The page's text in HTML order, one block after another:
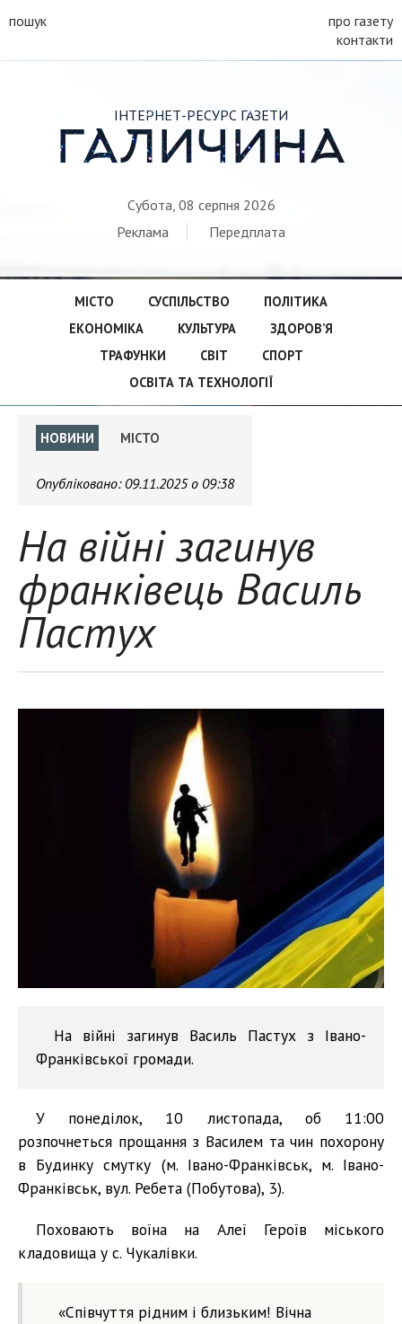
пошук
про газету
контакти
ІНТЕРНЕТ-РЕСУРС ГАЗЕТИ
ГАЛИЧИНА
Субота, 08 серпня 2026
Реклама
Передплата
МІСТО СУСПІЛЬСТВО
ПОЛІТИКА
ЕКОНОМІКА
КУЛЬТУРА
ЗДОРОВ’Я
ТРАФУНКИ
СВІТ
СПОРТ
ОСВІТА ТА ТЕХНОЛОГІЇ
НОВИНИ МІСТО
Опубліковано: 09.11.2025 о 09:38
На війні загинув
франківець Василь
Пастух
На війні загинув Василь Пастух з Івано-
Франківської громади.
У понеділок, 10 листопада, об 11:00
розпочнеться прощання з Василем та чин похорону
в Будинку смутку (м. Івано-Франківськ, м. Івано-
Франківськ, вул. Ребета (Побутова), 3).
Поховають воїна на Алеї Героїв міського
кладовища у с. Чукалівки.
«Співчуття рідним і близьким! Вічна